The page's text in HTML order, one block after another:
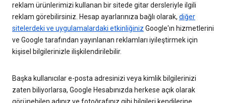
reklam ürünlerimizi kullanan bir sitede gitar dersleriyle ilgili
reklam görebilirsiniz. Hesap ayarlarınıza bağlı olarak, diğer
sitelerdeki ve uygulamalardaki etkinliğiniz Google'ın hizmetlerini
ve Google tarafından yayınlanan reklamları iyileştirmek için
kişisel bilgilerinizle ilişkilendirilebilir.
Başka kullanıcılar e-posta adresinizi veya kimlik bilgilerinizi
zaten biliyorlarsa, Google Hesabınızda herkese açık olarak
görünebilen adınız ve fotoğrafınız gibi bilgileri kendilerine